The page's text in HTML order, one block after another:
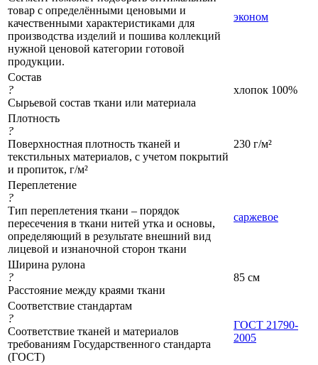
товар с определёнными ценовыми и
качественными характеристиками для
производства изделий и пошива коллекций
нужной ценовой категории готовой
продукции.
эконом
Состав
?
Сырьевой состав ткани или материала
хлопок 100%
Плотность
?
Поверхностная плотность тканей и
текстильных материалов, с учетом покрытий
и пропиток, г/м²
230 г/м²
Переплетение
?
Тип переплетения ткани – порядок
пересечения в ткани нитей утка и основы,
определяющий в результате внешний вид
лицевой и изнаночной сторон ткани
саржевое
Ширина рулона
?
Расстояние между краями ткани
85 см
Соответствие стандартам
?
Соответствие тканей и материалов
требованиям Государственного стандарта
(ГОСТ)
ГОСТ 21790-
2005